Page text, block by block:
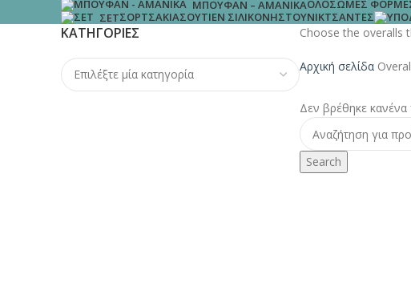
ΜΠΟΥΦΆΝ – ΑΜΆΝΙΚΑΟΛΌΣΩΜΕΣ
ΣΕΤΣΟΡΤΣΆΚΙΑΣΟΥΤΙΈΝ ΣΙΛΙΚΌΝΗΣΤΟΥΝΊΚΤΣΆΝΤΕΣ
ΚΑΤΗΓΟΡΊΕΣ Choose the overalls
Αρχική σελίδα
Δεν βρέθηκε κανένα
Search